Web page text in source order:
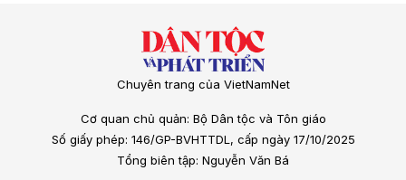
Chuyên trang của VietNamNet
Cơ quan chủ quản: Bộ Dân tộc và Tôn giáo
Số giấy phép: 146/GP-BVHTTDL, cấp ngày 17/10/2025
Tổng biên tập: Nguyễn Văn Bá